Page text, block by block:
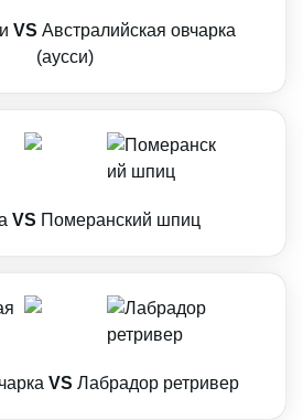
VS Австралийская овчарка
(аусси)
VS Померанский шпиц
VS Лабрадор ретривер